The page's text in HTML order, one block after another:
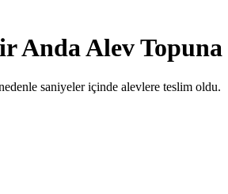
Anda Alev
saniyeler içinde alevlere teslim oldu.